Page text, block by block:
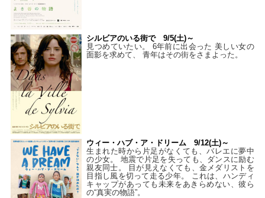
シルビアのいる街で 9/5(土)～
見つめていたい。 6年前に出会った 美しい女の
面影を求めて、 青年はその街をさまよった。
ウィー・ハブ・ア・ドリーム 9/12(土)～
生まれた時から片足がなくても、バレエに夢中
の少女。 地震で片足を失っても、ダンスに励む
親友同士。 目が見えなくても、金メダリストを
目指し風を切って走る少年。 これは、ハンディ
キャップがあっても未来をあきらめない、彼ら
の“真実の物語”。